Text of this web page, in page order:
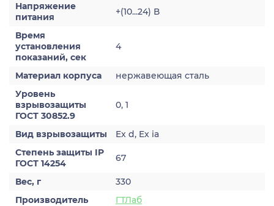
Напряжение
питания
+(10...24) В
Время
установления
показаний, сек
4
Материал корпуса
нержавеющая сталь
Уровень
взрывозащиты
ГОСТ 30852.9
0, 1
Вид взрывозащиты
Ex d, Ex ia
Степень защиты IP
ГОСТ 14254
67
Вес, г
330
Производитель
ГТЛаб